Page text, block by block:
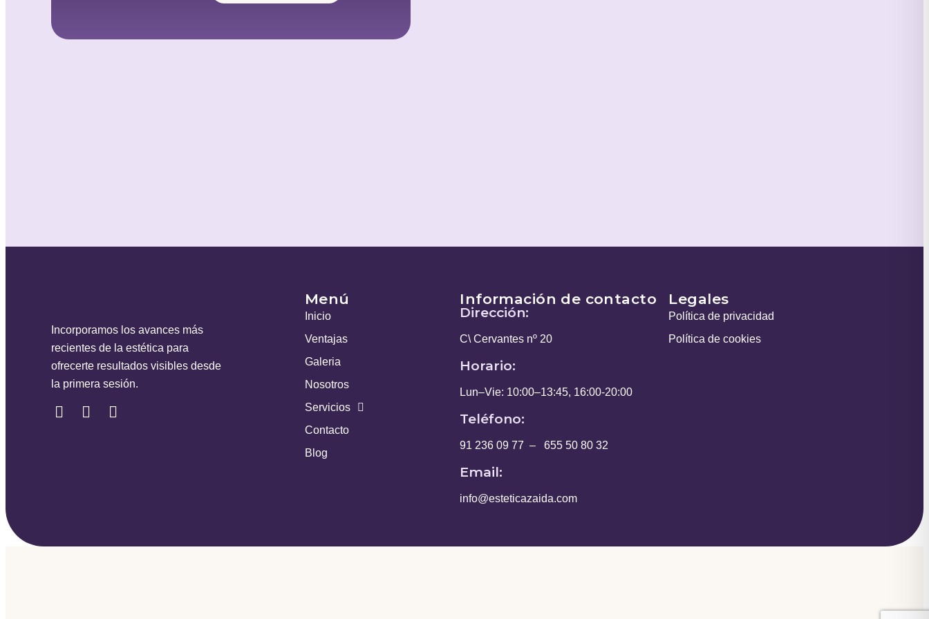
Incorporamos los avances más
recientes de la estética para
ofrecerte resultados visibles desde
la primera sesión.
Menú
Inicio
Ventajas
Galeria
Nosotros
Servicios
Contacto
Blog
Información de contacto
Dirección:
C\ Cervantes nº 20
Horario:
Lun–Vie: 10:00–13:45, 16:00-20:00
Teléfono:
91 236 09 77 –655 50 80 32
Email:
info@esteticazaida.com
Legales
Política de privacidad
Política de cookies